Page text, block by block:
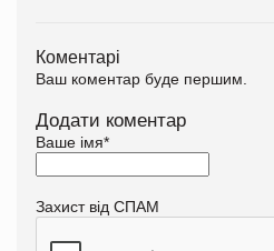
Коментарі
Ваш коментар буде першим.
Додати коментар
Ваше імя*
Захист від СПАМ